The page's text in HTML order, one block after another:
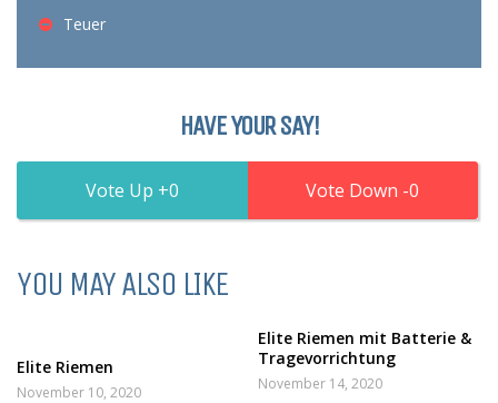
Teuer
HAVE YOUR SAY!
0 0
YOU MAY ALSO LIKE
Elite Riemen
November 10, 2020
Elite Riemen mit Batterie &
Tragevorrichtung
November 14, 2020